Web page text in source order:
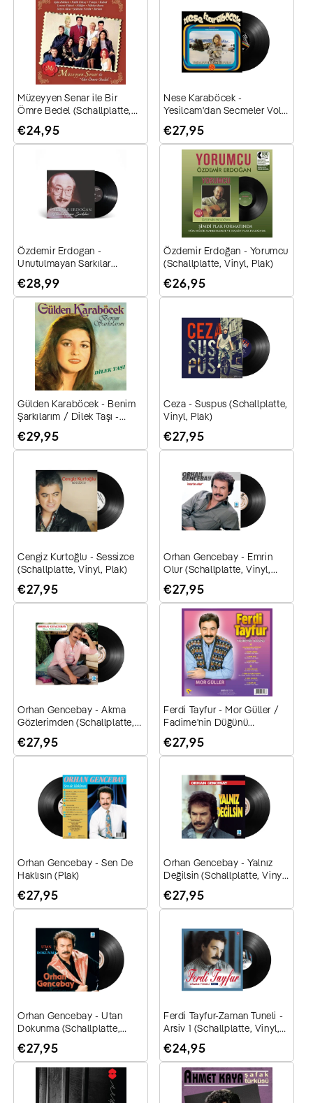
i
Müzeyyen Senar ile Bir
Ömre Bedel (Schallplatte,
Vinyl, Plak)
Normaler
Preis
€24,95
Nese Karaböcek -
Yesilcam'dan Secmeler Vol.2
/ İntizar (Plak)
Normaler
Preis
€27,95
Özdemir Erdogan -
Unutulmayan Sarkılar
(Schallplatte, Vinyl, Plak)
Normaler
Preis
€28,99
Özdemir Erdoğan - Yorumcu
(Schallplatte, Vinyl, Plak)
Normaler
Preis
€26,95
Gülden Karaböcek - Benim
Şarkılarım / Dilek Taşı -
(Schallplatte, Vinyl, Plak)
Normaler
Preis
€29,95
Ceza - Suspus (Schallplatte,
Vinyl, Plak)
Normaler
Preis
€27,95
Cengiz Kurtoğlu - Sessizce
(Schallplatte, Vinyl, Plak)
Normaler
Preis
€27,95
Orhan Gencebay - Emrin
Olur (Schallplatte, Vinyl,
Plak)
Normaler
Preis
€27,95
Orhan Gencebay - Akma
Gözlerimden (Schallplatte,
Vinyl, Plak)
Normaler
Preis
€27,95
Ferdi Tayfur - Mor Güller /
Fadime'nin Düğünü
(Schallplatte, Vinyl, Plak)
Normaler
Preis
€27,95
Orhan Gencebay - Sen De
Haklısın (Plak)
Normaler
Preis
€27,95
Orhan Gencebay - Yalnız
Değilsin (Schallplatte, Vinyl,
Plak)
Normaler
Preis
€27,95
Orhan Gencebay - Utan
Dokunma (Schallplatte,
Vinyl, Plak)
Normaler
Preis
€27,95
Ferdi Tayfur-Zaman Tuneli -
Arsiv 1 (Schallplatte, Vinyl,
Plak)
Normaler
Preis
€24,95